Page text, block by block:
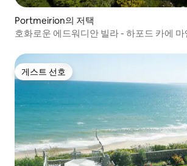
Portmeirion의 저택
호화로운 에드워디안 빌라 - 하포드 카에 마
게스트 선호
게스트 선호